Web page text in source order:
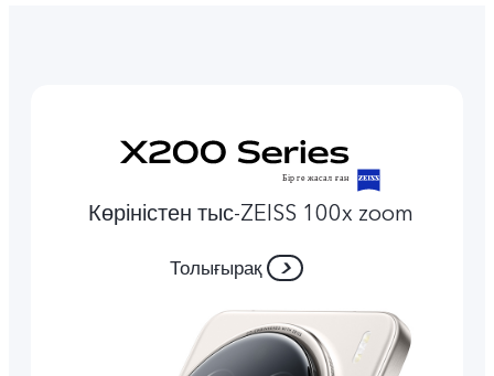
Көріністен тыс-ZEISS 100x zoom
Толығырақ